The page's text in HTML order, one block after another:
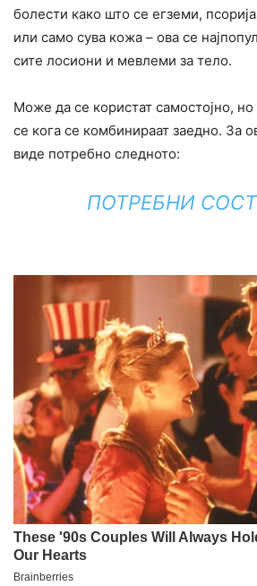
болести како што се егземи,
или само сува кожа – ова се
сите лосиони и мевлеми за тело.
Може да се користат самостојно,
се кога се комбинираат заедно. За
виде потребно следното:
ПОТРЕБНИ